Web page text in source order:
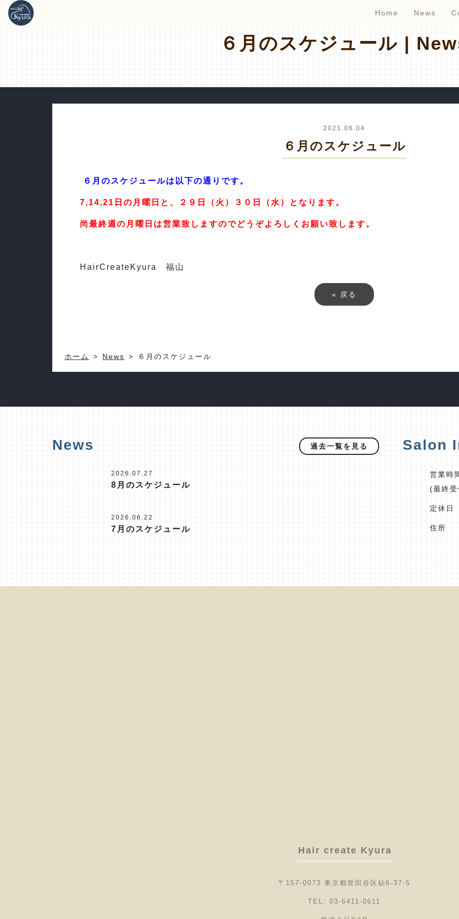
Home News
６月のスケジュール |
2021.06.04
６月のスケジュール
６月のスケジュールは以下の通りです。
7,14,21日の月曜日と、２９日（火）３０日（水）となります。
尚最終週の月曜日は営業致しますのでどうぞよろしくお願い致します。
HairCreateKyura 福山
« 戻る
ホーム News ６月のスケジュール
News
2026.07.27
8月のスケジュール
2026.06.22
7月のスケジュール
過去一覧を見る Salon
営業
(最終
定休
住所
Hair create Kyura
〒157-0073 東京都世田谷区砧6-37-5
TEL: 03-6411-0611